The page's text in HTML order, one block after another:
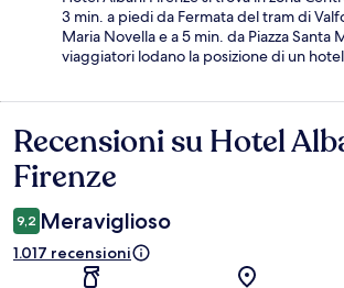
3 min. a piedi da Fermata del tram di
Maria Novella e a 5 min. da Piazza Santa
viaggiatori lodano la posizione di un
Recensioni
Recensioni su Hotel
Firenze
9,2 Meraviglioso
1.017 recensioni